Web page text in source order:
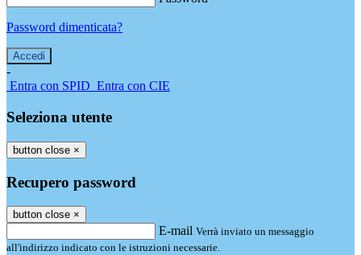
Password dimenticata?
-
Entra con SPID Entra con CIE
Seleziona utente
button close ×
Recupero password
button close ×
E-mail Verrà inviato un messaggio
all'indirizzo indicato con le istruzioni necessarie.